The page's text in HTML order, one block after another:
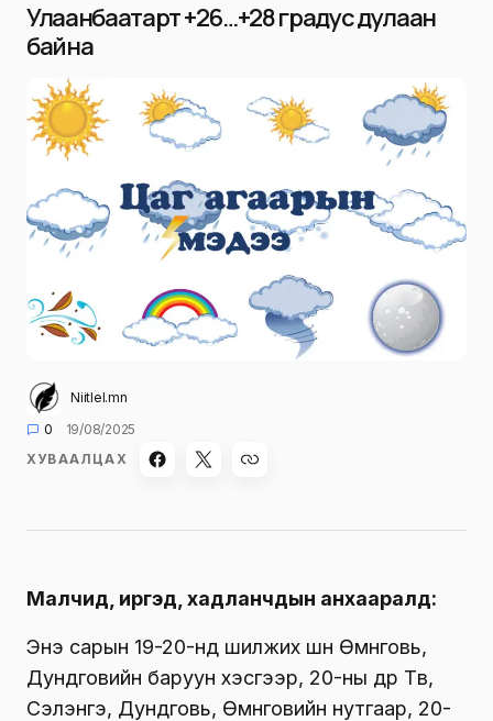
Улаанбаатарт +26…+28 градус дулаан
байна
Niitlel.mn
0
19/08/2025
ХУВААЛЦАХ
Малчид, иргэд, хадланчдын анхааралд:
Энэ сарын 19-20-нд шилжих шөнө Өмнөговь,
Дундговийн баруун хэсгээр, 20-ны өдөр Төв,
Сэлэнгэ, Дундговь, Өмнөговийн нутгаар, 20-